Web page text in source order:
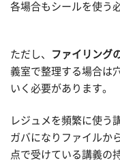
各場合もシールを使う
ただし、 ファイリング
義室で整理する場合は
いく必要があります。
レジュメを頻繁に使う
ガバになりファイルか
点で受けている講義の